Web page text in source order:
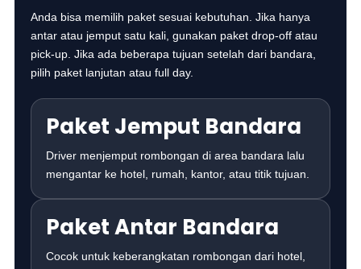
Anda bisa memilih paket sesuai kebutuhan. Jika hanya
antar atau jemput satu kali, gunakan paket drop-off atau
pick-up. Jika ada beberapa tujuan setelah dari bandara,
pilih paket lanjutan atau full day.
Paket Jemput Bandara
Driver menjemput rombongan di area bandara lalu
mengantar ke hotel, rumah, kantor, atau titik tujuan.
Paket Antar Bandara
Cocok untuk keberangkatan rombongan dari hotel,